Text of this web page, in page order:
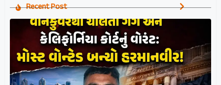
Recent Post